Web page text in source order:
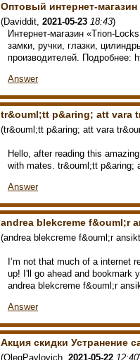
Оптовый интернет-
(Daviddit, 2021-05-23 18:43)
Интернет-магазин «Trion-
замки, ручки, глазки,
производителей. Подробнее:
Answer
tr&ouml;tt p&aring; att vara
(tr&ouml;tt p&aring; att vara
Hello, after reading this
with mates. tr&ouml;tt p&aring;
Answer
andrea blekcreme f&ouml;r
(andrea blekcreme f&ouml;r
I’m not that much of a internet
up! I'll go ahead and bookmark
andrea blekcreme f&ouml;r
Answer
Акция скидки Устранение
(OlegPavlovich 2021-05-22 12:40